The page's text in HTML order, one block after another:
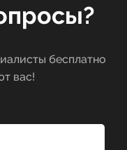
бесплатно
вас!